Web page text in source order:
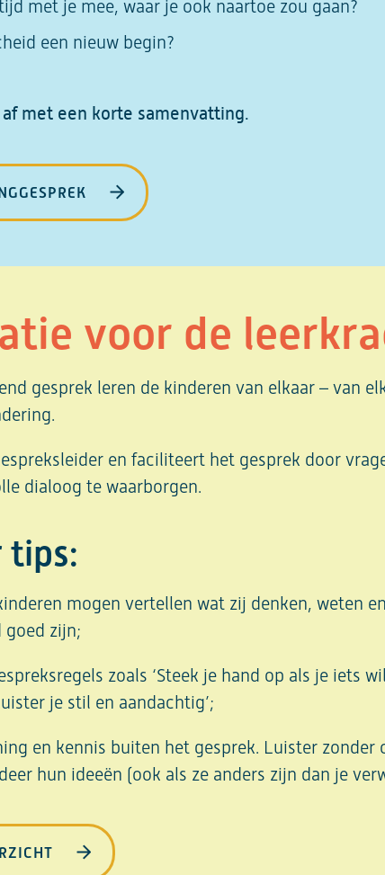
met je mee, waar je ook naartoe zou gaan?
een nieuw begin?
met een korte samenvatting.
voor de
gesprek leren de kinderen van elkaar – van
en faciliteert het gesprek door
dialoog te waarborgen.
tips:
mogen vertellen wat zij denken, weten
zijn;
zoals ‘Steek je hand op als je iets
je stil en aandachtig’;
en kennis buiten het gesprek. Luister zonder
hun ideeën (ook als ze anders zijn dan je